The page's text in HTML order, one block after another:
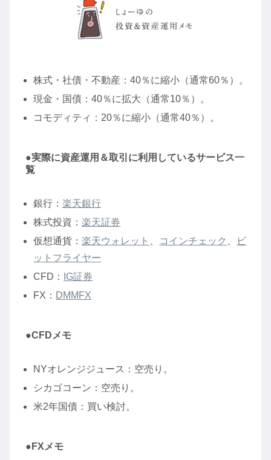
株式・社債・不動産：40％に縮小（通常60％）。
現金・国債：40％に拡大（通常10％）。
コモディティ：20％に縮小（通常40％）。
●実際に資産運用＆取引に利用しているサービス一
覧
銀行：楽天銀行
株式投資：楽天証券
仮想通貨：楽天ウォレット コインチェック
ビ
ットフライヤー
CFD：
IG証券
FX： DMMFX
●CFDメモ
NYオレンジジュース：空売り。
シカゴコーン：空売り。
米2年国債：買い検討。
●FXメモ